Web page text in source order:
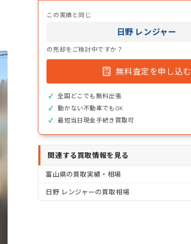
この実績と同じ
日野 レンジャー
の売却をご検討中ですか？
無料査定を申し込む
全国どこでも無料出張
動かない不動車でもOK
最短当日現金手続き買取可
関連する買取情報を見る
富山県の買取実績・相場
日野 レンジャーの買取相場